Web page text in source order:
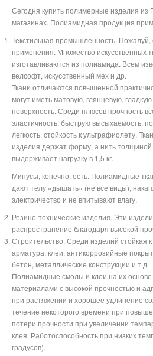
Сегодня купить полимерные изделия
магазинах. Полиамидная продукция
Текстильная промышленность.
применения. Множество искусственных
изготавливаются из полиамида. Всем
велсофт, искусственный мех и др.
Ткани отличаются повышенной
могут иметь матовую, глянцевую,
поверхность. Среди плюсов прочность
эластичность, быструю высыхаемость,
легкость, стойкость к ультрафиолету.
изделия держат форму, а нить толщиной
выдерживает нагрузку в 1,5 кг.
Минусы, конечно, есть. Полиамидные
дают телу «дышать» (не все виды),
электричество и не впитывают влагу.
Резино-технические изделия. Эти
распространение благодаря высокой
Строительство. Среди изделий стойкая
арматура, клеи, антикоррозийные
бетон, металлические конструкции и т.д.
Полиамидные смолы и клеи на их
материалами с высокой прочностью и
при растяжении и хорошее удлинение
течение некоторого времени при
потери прочности при увеличении
клея. Работоспособность при низких
градусов).